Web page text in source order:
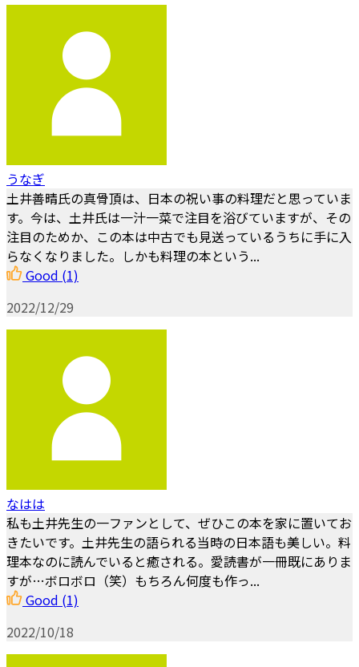
うなぎ
土井善晴氏の真骨頂は、日本の祝い事の料理だと思っていま
す。今は、土井氏は一汁一菜で注目を浴びていますが、その
注目のためか、この本は中古でも見送っているうちに手に入
らなくなりました。しかも料理の本という...
Good (1)
2022/12/29
なはは
私も土井先生の一ファンとして、ぜひこの本を家に置いてお
きたいです。土井先生の語られる当時の日本語も美しい。料
理本なのに読んでいると癒される。愛読書が一冊既にありま
すが…ボロボロ（笑）もちろん何度も作っ...
Good (1)
2022/10/18